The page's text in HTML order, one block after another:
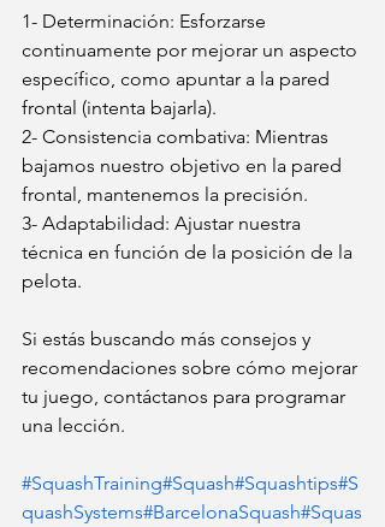
1- Determinación: Esforzarse
continuamente por mejorar un aspecto
específico, como apuntar a la pared
frontal (intenta bajarla).
2- Consistencia combativa: Mientras
bajamos nuestro objetivo en la pared
frontal, mantenemos la precisión.
3- Adaptabilidad: Ajustar nuestra
técnica en función de la posición de la
pelota.
Si estás buscando más consejos y
recomendaciones sobre cómo mejorar
tu juego, contáctanos para programar
una lección.
#SquashTraining#Squash#Squashtips#S
quashSystems#BarcelonaSquash#Squas